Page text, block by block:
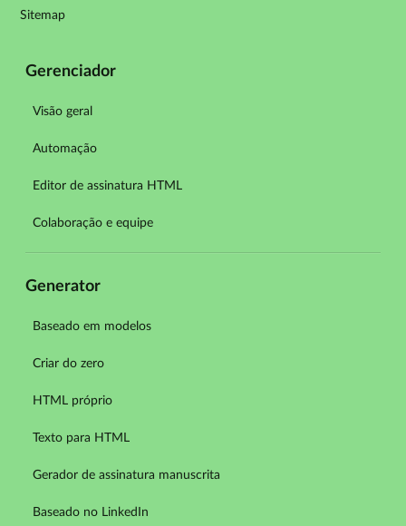
Sitemap
Gerenciador
Visão geral
Automação
Editor de assinatura HTML
Colaboração e equipe
Generator
Baseado em modelos
Criar do zero
HTML próprio
Texto para HTML
Gerador de assinatura manuscrita
Baseado no LinkedIn